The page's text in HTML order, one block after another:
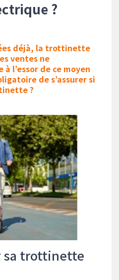
?
déjà, la trottinette
ventes ne
à l’essor de ce moyen
de s’assurer si
?
sa trottinette